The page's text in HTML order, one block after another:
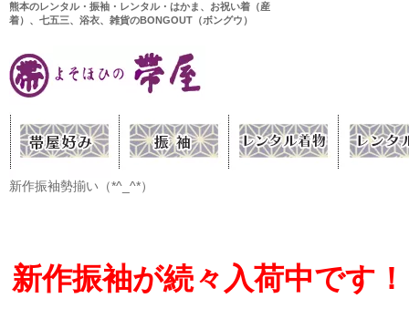
熊本のレンタル・振袖・レンタル・はかま、お祝い着（産
着）、七五三、浴衣、雑貨のBONGOUT（ボングウ）
新作振袖勢揃い（*^_^*）
新作振袖が続々入荷中です